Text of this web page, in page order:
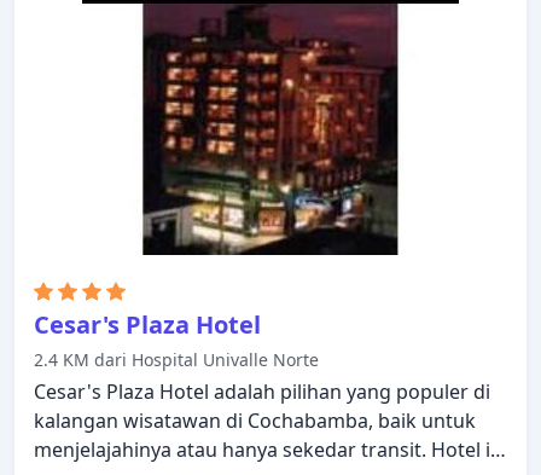
Cesar's Plaza Hotel
2.4 KM dari Hospital Univalle Norte
Cesar's Plaza Hotel adalah pilihan yang populer di
kalangan wisatawan di Cochabamba, baik untuk
menjelajahinya atau hanya sekedar transit. Hotel ini